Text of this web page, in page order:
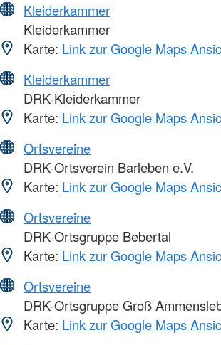
Kleiderkammer
Kleiderkammer
Karte: Link zur Google Maps
Kleiderkammer
DRK-Kleiderkammer
Karte: Link zur Google Maps
Ortsvereine
DRK-Ortsverein Barleben e.V.
Karte: Link zur Google Maps
Ortsvereine
DRK-Ortsgruppe Bebertal
Karte: Link zur Google Maps
Ortsvereine
DRK-Ortsgruppe Groß
Karte: Link zur Google Maps